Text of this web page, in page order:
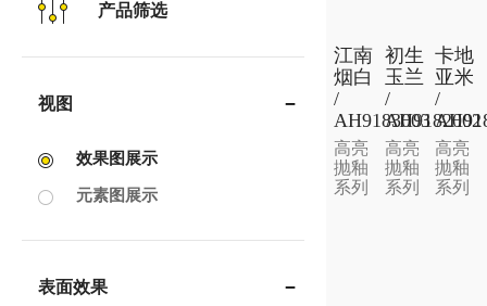
产品筛选
视图
效果图展示
元素图展示
表面效果
江南
烟白
/
AH9183003
高亮
抛釉
系列
初生
玉兰
/
AH9182002
高亮
抛釉
系列
卡地
亚米
/
高亮
抛釉
系列